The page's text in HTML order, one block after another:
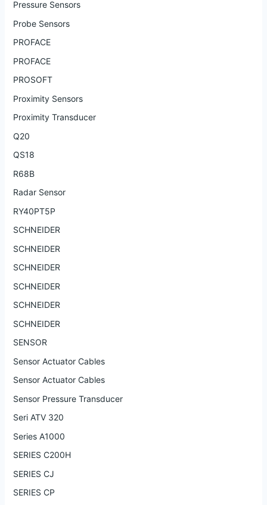
Pressure Sensors
Probe Sensors
PROFACE
PROFACE
PROSOFT
Proximity Sensors
Proximity Transducer
Q20
QS18
R68B
Radar Sensor
RY40PT5P
SCHNEIDER
SCHNEIDER
SCHNEIDER
SCHNEIDER
SCHNEIDER
SCHNEIDER
SENSOR
Sensor Actuator Cables
Sensor Actuator Cables
Sensor Pressure Transducer
Seri ATV 320
Series A1000
SERIES C200H
SERIES CJ
SERIES CP